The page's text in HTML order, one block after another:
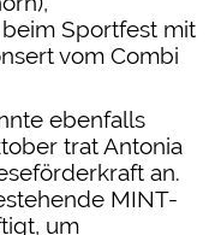
Sportfest mit
vom Combi
ebenfalls
trat Antonia
an.
MINT-
um